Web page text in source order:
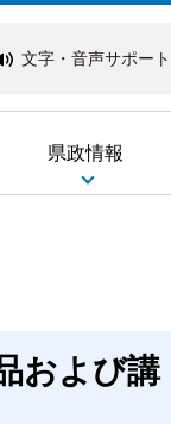
文字・音声サポート
県政情報
および講